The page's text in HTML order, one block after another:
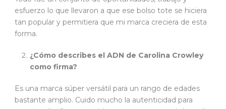
esfuerzo lo que llevaron a que ese bolso tote se hiciera
tan popular y permitiera que mi marca creciera de esta
forma.
¿Cómo describes el ADN de Carolina Crowley
como firma?
Es una marca súper versátil para un rango de edades
bastante amplio. Cuido mucho la autenticidad para